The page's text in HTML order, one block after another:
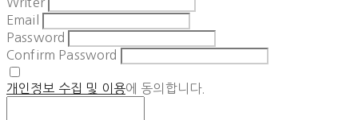
Email
Password
Confirm Password
개인정보 수집 및 이용에 동의합니다.